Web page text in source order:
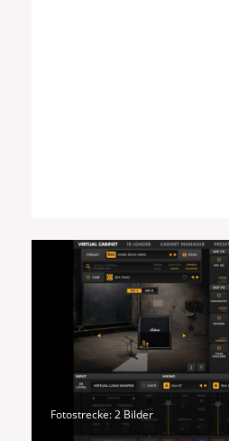
Fotostrecke: 2 Bilder